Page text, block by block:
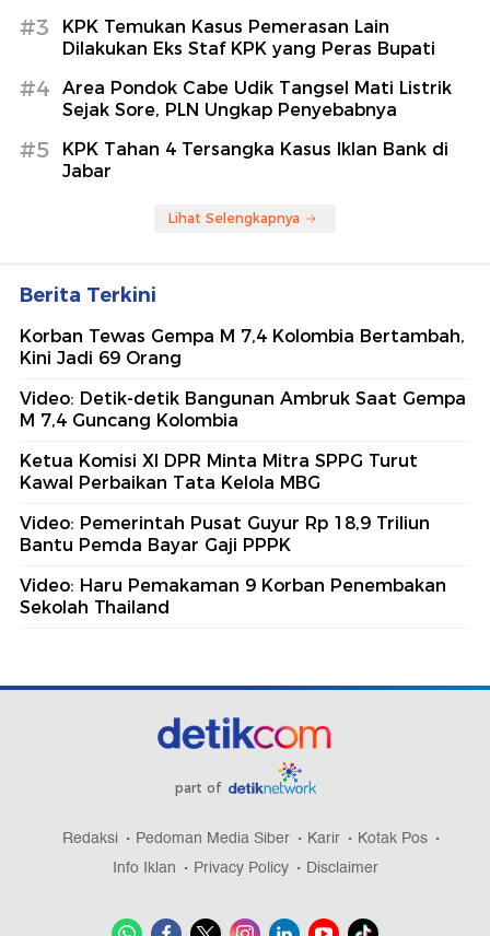
#3
KPK Temukan Kasus Pemerasan Lain
Dilakukan Eks Staf KPK yang Peras Bupati
#4
Area Pondok Cabe Udik Tangsel Mati Listrik
Sejak Sore, PLN Ungkap Penyebabnya
#5
KPK Tahan 4 Tersangka Kasus Iklan Bank di
Jabar
Lihat Selengkapnya
Berita Terkini
Korban Tewas Gempa M 7,4 Kolombia Bertambah,
Kini Jadi 69 Orang
Video: Detik-detik Bangunan Ambruk Saat Gempa
M 7,4 Guncang Kolombia
Ketua Komisi XI DPR Minta Mitra SPPG Turut
Kawal Perbaikan Tata Kelola MBG
Video: Pemerintah Pusat Guyur Rp 18,9 Triliun
Bantu Pemda Bayar Gaji PPPK
Video: Haru Pemakaman 9 Korban Penembakan
Sekolah Thailand
part of
Redaksi Pedoman Media Siber Karir
Kotak Pos
Info Iklan
Privacy Policy Disclaimer